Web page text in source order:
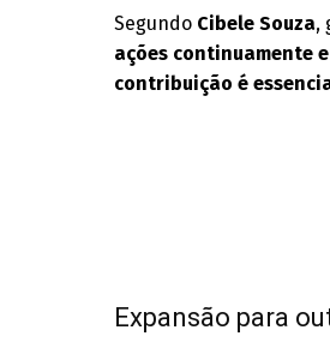
Segundo Cibele Souza,
ações continuamente
contribuição é
Expansão para